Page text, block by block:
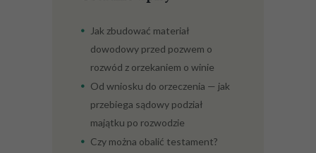
Jak zbudować materiał
dowodowy przed pozwem o
rozwód z orzekaniem o winie
Od wniosku do orzeczenia — jak
przebiega sądowy podział
majątku po rozwodzie
Czy można obalić testament?